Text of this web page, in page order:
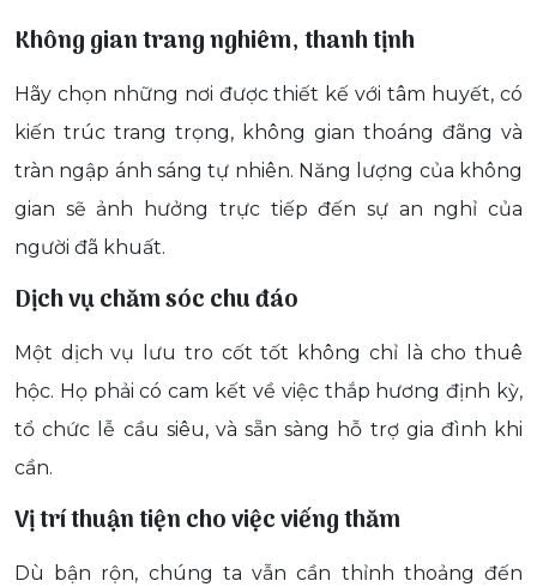
Không gian trang nghiêm, thanh tịnh
Hãy chọn những nơi được thiết kế với tâm huyết, có
kiến trúc trang trọng, không gian thoáng đãng và
tràn ngập ánh sáng tự nhiên. Năng lượng của không
gian sẽ ảnh hưởng trực tiếp đến sự an nghỉ của
người đã khuất.
Dịch vụ chăm sóc chu đáo
Một dịch vụ lưu tro cốt tốt không chỉ là cho thuê
hộc. Họ phải có cam kết về việc thắp hương định kỳ,
tổ chức lễ cầu siêu, và sẵn sàng hỗ trợ gia đình khi
cần.
Vị trí thuận tiện cho việc viếng thăm
Dù bận rộn, chúng ta vẫn cần thỉnh thoảng đến